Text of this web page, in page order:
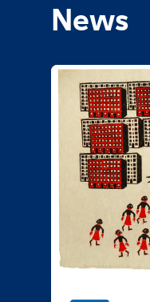
Goschwitzstr.
News